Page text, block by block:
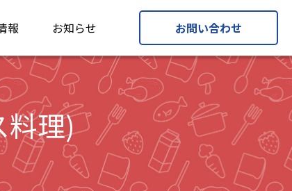
報 お知らせ お問い合わせ
理)